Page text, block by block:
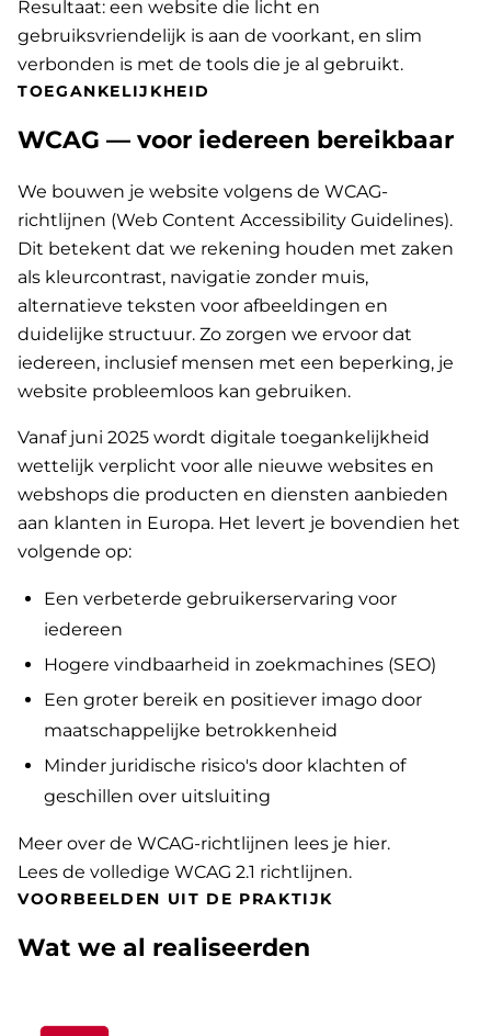
Resultaat: een website die licht en
gebruiksvriendelijk is aan de voorkant, en slim
verbonden is met de tools die je al gebruikt.
TOEGANKELIJKHEID
WCAG — voor iedereen bereikbaar
We bouwen je website volgens de WCAG-
richtlijnen (Web Content Accessibility Guidelines).
Dit betekent dat we rekening houden met zaken
als kleurcontrast, navigatie zonder muis,
alternatieve teksten voor afbeeldingen en
duidelijke structuur. Zo zorgen we ervoor dat
iedereen, inclusief mensen met een beperking, je
website probleemloos kan gebruiken.
Vanaf juni 2025 wordt digitale toegankelijkheid
wettelijk verplicht voor alle nieuwe websites en
webshops die producten en diensten aanbieden
aan klanten in Europa. Het levert je bovendien het
volgende op:
Een verbeterde gebruikerservaring voor
iedereen
Hogere vindbaarheid in zoekmachines (SEO)
Een groter bereik en positiever imago door
maatschappelijke betrokkenheid
Minder juridische risico's door klachten of
geschillen over uitsluiting
Meer over de WCAG-richtlijnen lees je hier.
Lees de volledige WCAG 2.1 richtlijnen.
VOORBEELDEN UIT DE PRAKTIJK
Wat we al realiseerden